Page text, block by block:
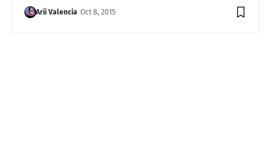
Arii Valencia Oct 8, 2015